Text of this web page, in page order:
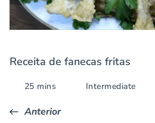
Receita de fanecas fritas
25 mins Intermediate
Anterior